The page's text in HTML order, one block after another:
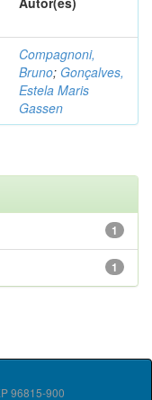
Compagnoni,
Bruno; Gonçalves,
Estela Maris
Gassen
1
1
96815-900